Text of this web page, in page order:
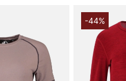
-44%